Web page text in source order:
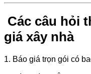
Các câu hỏi
giá xây nhà
1. Báo giá trọn gói có